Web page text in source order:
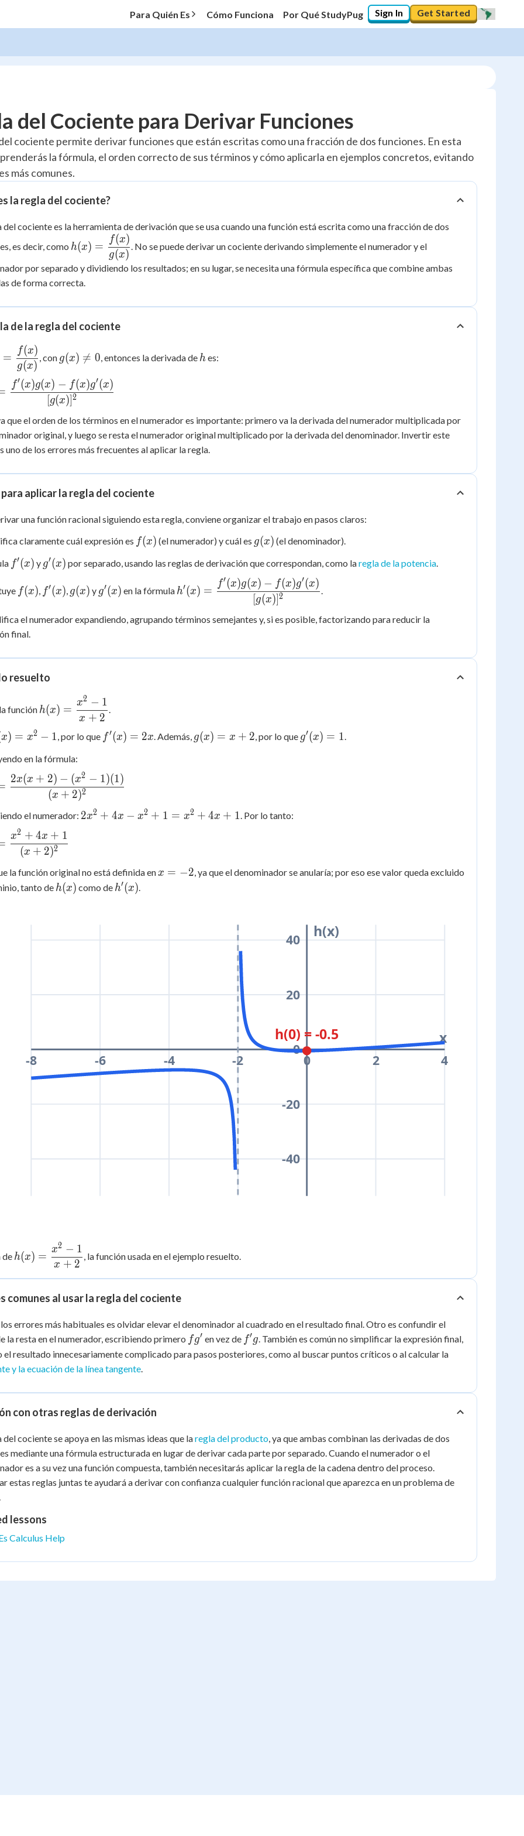
Para Quién Es Cómo Funciona Por Qué StudyPug Sign In Get Started
10%
0/2
Reviewed
No attempts
del Cociente para Derivar Funciones
cociente permite derivar funciones que están escritas como una fracción de dos funciones. En esta
la fórmula, el orden correcto de sus términos y cómo aplicarla en ejemplos concretos, evitando
más comunes.
la regla del cociente?
del cociente es la herramienta de derivación que se usa cuando una función está escrita como una fracción de dos
es decir, como h(x) =
\dfrac{f(x)}
{g(x)}
h(x) =
g(x)
f(x)
. No se puede derivar un cociente derivando simplemente el numerador y el
por separado y dividiendo los resultados; en su lugar, se necesita una fórmula específica que combine ambas
de forma correcta.
de la regla del cociente
=
g(x)
f(x)
, con
g(x)
\ne
g(x) 
= 0, entonces la derivada de h
hes:
[g(x)]2
f′(x)g(x) − f(x)g′(x)
que el orden de los términos en el numerador es importante: primero va la derivada del numerador multiplicada por
original, y luego se resta el numerador original multiplicado por la derivada del denominador. Invertir este
uno de los errores más frecuentes al aplicar la regla.
para aplicar la regla del cociente
una función racional siguiendo esta regla, conviene organizar el trabajo en pasos claros:
claramente cuál expresión es f(x)
f(x) (el numerador) y cuál es g(x)
g(x) (el denominador).
f'(x)
f′(x) y g'(x)
g′(x) por separado, usando las reglas de derivación que correspondan, como laregla de la potencia.
f(x)
f(x), f'(x)
f′(x), g(x)
g(x) y g'(x)
g′(x) en la fórmula h'(x) =
\dfrac{f'(x)g(x)
{[g(x)]^2}
h′(x) =
[g(x)]2
f′(x)g(x) − f(x)g′(x)
.
el numerador expandiendo, agrupando términos semejantes y, si es posible, factorizando para reducir la
final.
resuelto
función
h(x) =
\dfrac{x^2
- 1}{x +
h(x) =
x + 2
x2 − 1
.
x) = x2 − 1, por lo que f'(x)
f′(x) = 2x. Además, g(x)
g(x) = x + 2, por lo que g'(x)
g′(x) = 1.
en la fórmula:
(x + 2)2
2x(x + 2) − (x2 − 1)(1)
el numerador: 2x^2
+ 1
x^2
2x2 + 4x − x2 + 1 = x2 + 4x + 1 . Por lo tanto:
(x + 2)2
x2 + 4x + 1
la función original no está definida en x
x = −2 , ya que el denominador se anularía; por eso ese valor queda excluido
tanto de h(x)
h(x) como de h'(x)
h′(x)
-8 -6 -4 -2 0 2 4
-40
-20
0
20
40
x
h(x)
h(0) = -0.5
de
h(x) =
\dfrac{x^2
- 1}{x +
h(x) =
x + 2
x2 − 1
, la función usada en el ejemplo resuelto.
comunes al usar la regla del cociente
errores más habituales es olvidar elevar el denominador al cuadrado en el resultado final. Otro es confundir el
la resta en el numerador, escribiendo primero fg'
fg′ en vez de f'g
f′g. También es común no simplificar la expresión final,
el resultado innecesariamente complicado para pasos posteriores, como al buscar puntos críticos o al calcular la
y la ecuación de la línea tangente.
con otras reglas de derivación
del cociente se apoya en las mismas ideas que laregla del producto, ya que ambas combinan las derivadas de dos
mediante una fórmula estructurada en lugar de derivar cada parte por separado. Cuando el numerador o el
es a su vez una función compuesta, también necesitarás aplicar la regla de la cadena dentro del proceso.
estas reglas juntas te ayudará a derivar con confianza cualquier función racional que aparezca en un problema de
lessons
Calculus Help